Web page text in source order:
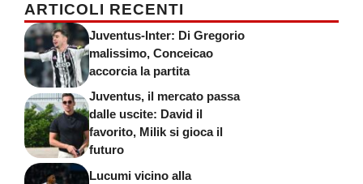
ARTICOLI RECENTI
Juventus-Inter: Di Gregorio
malissimo, Conceicao
accorcia la partita
Juventus, il mercato passa
dalle uscite: David il
favorito, Milik si gioca il
futuro
Lucumi vicino alla